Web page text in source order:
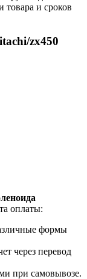
товара и сроков
zx450
оплаты:
формы
через перевод
при самовывозе.